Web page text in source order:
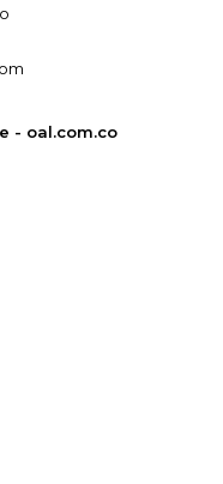
- oal.com.co